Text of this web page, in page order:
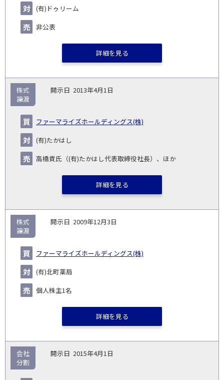
(有)ドゥリーム
非公表
詳細を見る
2013年4月1日
ファーマライズホールディングス(株)
(有)たかはし
高橋貢氏（(有)たかはし代表取締役社長）、ほか
株式
譲渡
詳細を見る
2009年12月3日
ファーマライズホールディングス(株)
(有)北町薬局
個人株主1名
株式
譲渡
詳細を見る
2015年4月1日
会社
分割